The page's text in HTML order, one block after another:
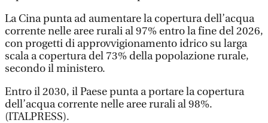
La Cina punta ad aumentare la copertura dell’acqua
corrente nelle aree rurali al 97% entro la fine del 2026,
con progetti di approvvigionamento idrico su larga
scala a copertura del 73% della popolazione rurale,
secondo il ministero.
Entro il 2030, il Paese punta a portare la copertura
dell’acqua corrente nelle aree rurali al 98%.
(ITALPRESS).